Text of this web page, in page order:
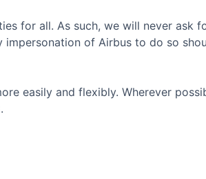
for all. As such, we will never ask
of Airbus to do so
easily and flexibly. Wherever